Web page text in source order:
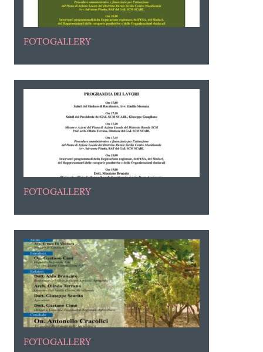
FOTOGALLERY
FOTOGALLERY
FOTOGALLERY